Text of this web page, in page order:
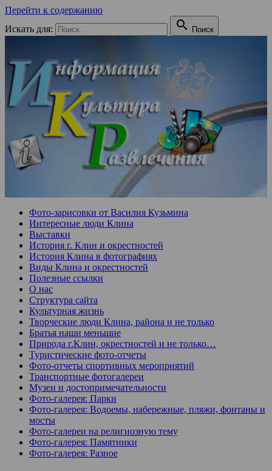
Перейти к содержанию
Искать для:
 Поиск
Фото-зарисовки от Василия Кузьмина
Интересные люди Клина
Выставки
История г. Клин и окрестностей
История Клина в фотографиях
Виды Клина и окрестностей
Полезные ссылки
О нас
Структура сайта
Культурная жизнь
Творческие люди Клина, района и не только
Братья наши меньшие
Природа г.Клин, окрестностей и не только…
Туристические фото-отчеты
Фото-отчеты спортивных мероприятий
Транспортные фотогалереи
Музеи и достопримечательности
Фото-галерея: Парки
Фото-галерея: Водоемы, набережные, пляжи, фонтаны и
мосты
Фото-галереи на религиозную тему
Фото-галерея: Памятники
Фото-галерея: Разное